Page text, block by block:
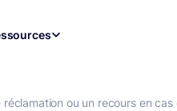
ou un recours en cas